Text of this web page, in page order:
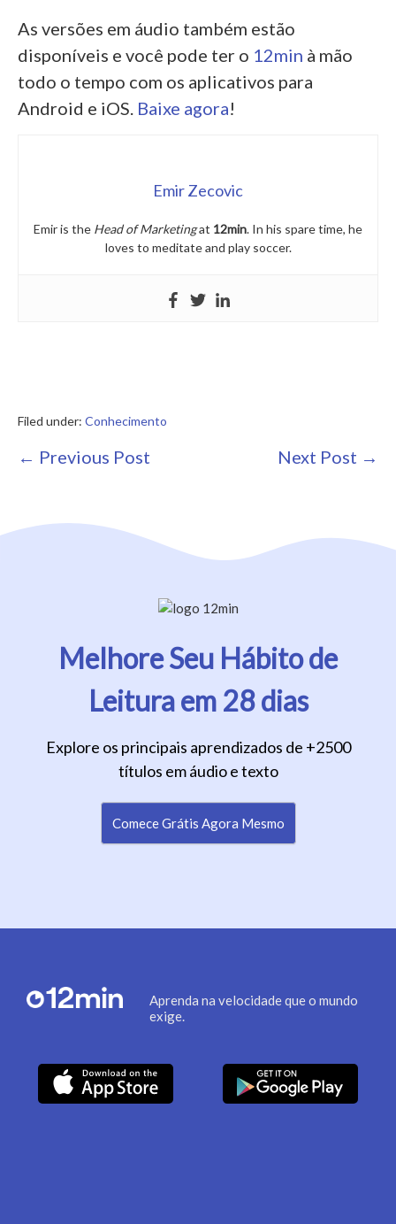
As versões em áudio também estão
disponíveis e você pode ter o 12min à mão
todo o tempo com os aplicativos para
Android e iOS. Baixe agora!
Emir Zecovic
Emir is the Head of Marketingat 12min. In his spare time, he
loves to meditate and play soccer.
Filed under: Conhecimento
Post
← Previous Post Next Post →
Melhore Seu Hábito de
Leitura em 28 dias
Explore os principais aprendizados de +2500
títulos em áudio e texto
Comece Grátis Agora Mesmo
Aprenda na velocidade que o mundo
exige.